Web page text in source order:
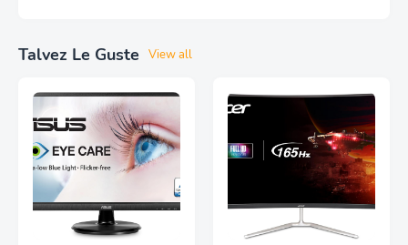
Talvez Le Guste View all